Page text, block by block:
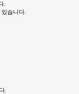
.
습니다.
.